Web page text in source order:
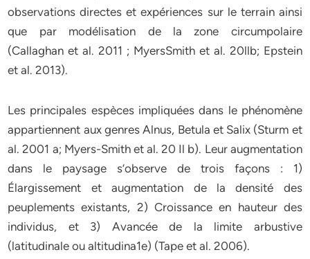
observations directes et expériences sur le terrain ainsi
que par modélisation de la zone circumpolaire
(Callaghan et al. 2011 ; MyersSmith et al. 20llb; Epstein
et al. 2013).
Les principales espèces impliquées dans le phénomène
appartiennent aux genres Alnus, Betula et Salix (Sturm et
al. 2001 a; Myers-Smith et al. 20 Il b). Leur augmentation
dans le paysage s’observe de trois façons : 1)
Élargissement et augmentation de la densité des
peuplements existants, 2) Croissance en hauteur des
individus, et 3) Avancée de la limite arbustive
(latitudinale ou altitudina1e) (Tape et al. 2006).